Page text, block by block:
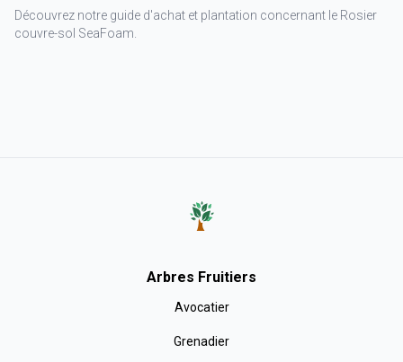
Découvrez notre guide d'achat et plantation concernant le Rosier
couvre-sol SeaFoam.
Arbres Fruitiers
Avocatier
Grenadier